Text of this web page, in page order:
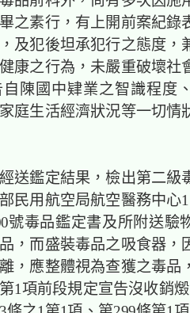
之素行，有上開前案紀錄
及犯後坦承犯行之態度，
康之行為，未嚴重破壞社
陳國中肄業之智識程度
庭生活經濟狀況等一切情
鑑定結果，檢出第二級
民用航空局航空醫務中心
號毒品鑑定書及所附送驗
，而盛裝毒品之吸食器，
，應整體視為查獲之毒品
1項前段規定宣告沒收銷